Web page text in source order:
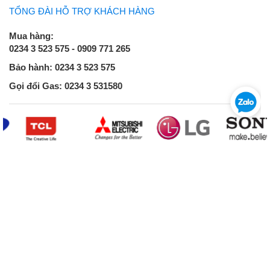
TỔNG ĐÀI HỖ TRỢ KHÁCH HÀNG
Mua hàng:
0234 3 523 575 - 0909 771 265
Bảo hành: 0234 3 523 575
Gọi đổi Gas: 0234 3 531580